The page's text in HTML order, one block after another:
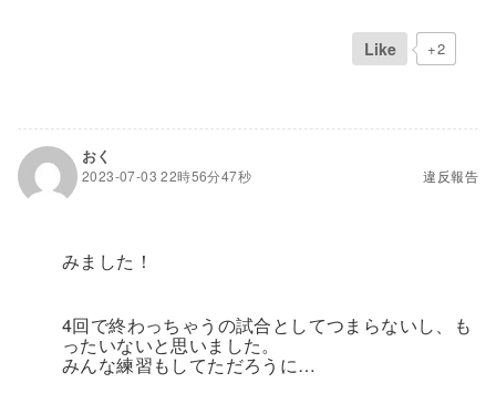
Like +2
おく
2023-07-03 22時56分47秒 違反報告
みました！
4回で終わっちゃうの試合としてつまらないし、も
ったいないと思いました。
みんな練習もしてただろうに…